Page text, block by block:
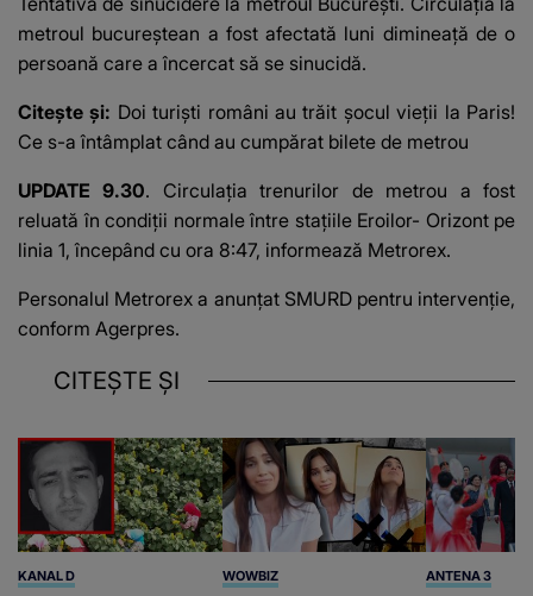
metroul bucureștean a fost afectată luni dimineață de o
persoană care a încercat să se sinucidă.
Citește și: Doi turiști români au trăit șocul vieții la Paris!
Ce s-a întâmplat când au cumpărat bilete de metrou
UPDATE 9.30. Circulaţia trenurilor de metrou a fost
reluată în condiţii normale între staţiile Eroilor- Orizont pe
linia 1, începând cu ora 8:47, informează Metrorex.
Personalul Metrorex a anunţat SMURD pentru intervenţie,
conform Agerpres.
CITEȘTE ȘI
KANAL D WOWBIZ ANTENA 3